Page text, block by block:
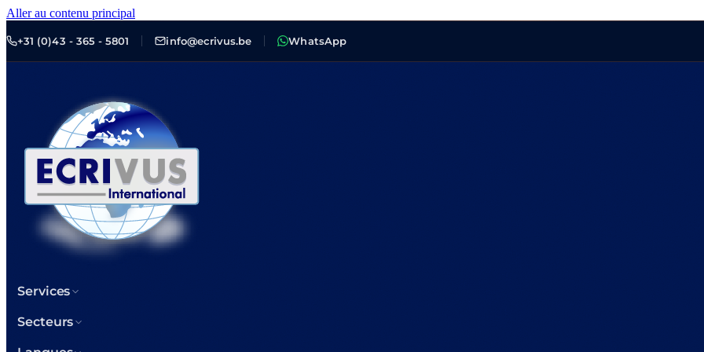
Aller au contenu principal
+31 (0)43 - 365 - 5801 info@ecrivus.be WhatsApp
Services
Secteurs